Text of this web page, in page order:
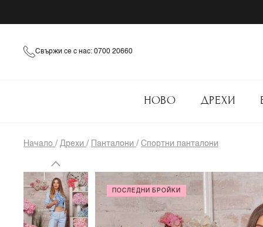
Свържи се с нас: 0700 20660
НОВО ДРЕХИ
Начало / Дрехи / Панталони / Спортни панталони
ПОСЛЕДНИ БРОЙКИ